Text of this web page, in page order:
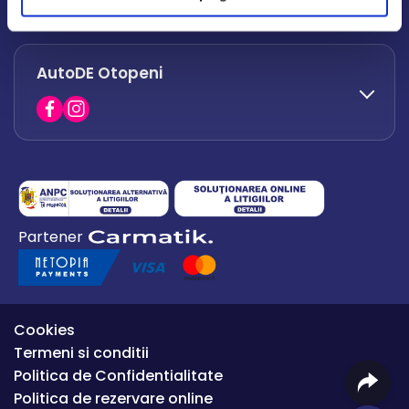
office.afumati@autode.ro
0730 063 852
0730 063 851
AutoDE Otopeni
0754 649 360
office.premium@autode.ro
Partener
Cookies
Termeni si conditii
Politica de Confidentialitate
Politica de rezervare online